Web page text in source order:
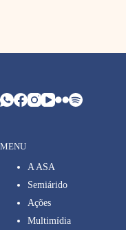
MENU
A ASA
Semiárido
Ações
Multimídia